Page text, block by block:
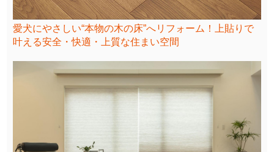
愛犬にやさしい“本物の木の床”へリフォーム！上貼りで
叶える安全・快適・上質な住まい空間